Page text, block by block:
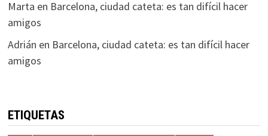
Marta en Barcelona, ciudad cateta: es tan difícil hacer
amigos
Adrián en Barcelona, ciudad cateta: es tan difícil hacer
amigos
ETIQUETAS